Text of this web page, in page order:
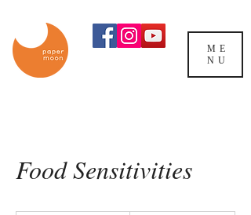
ME
NU
Food Sensitivities